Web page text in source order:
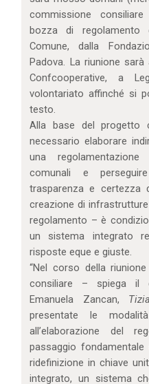
commissione
bozza di regolamento
Comune, dalla
Padova. La riunione
Confcooperative, a
volontariato affinché si
testo.
Alla base del progetto
necessario elaborare
una
comunali e
trasparenza e certezza
creazione di
regolamento – è
un sistema integrato
risposte eque e giuste.
“Nel corso della
consiliare – spiega il
Emanuela Zancan,
presentate le
all’elaborazione del
passaggio
ridefinizione in chiave
integrato, un sistema